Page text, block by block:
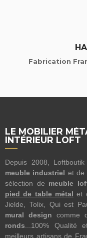
Fabrication
LE MOBILIER
INTÉRIEUR LOFT
Depuis 2008,
meuble industriel et de
sélection de meuble
pied de table métal et
Jielde, Tolix, Qui est
mural design comme
ronds...100% Qualité
meilleurs artisans de